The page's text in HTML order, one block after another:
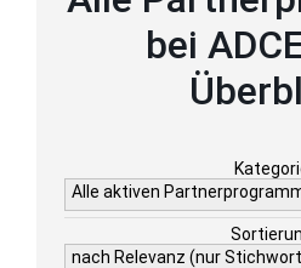
bei
Alle aktiven
nach Relevanz (nur